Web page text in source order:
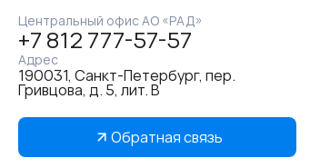
Центральный офис АО «РАД»
+7 812 777-57-57
Адрес
190031, Санкт-Петербург, пер.
Гривцова, д. 5, лит. В
Обратная связь